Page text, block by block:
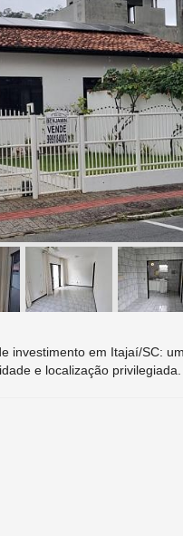
investimento em Itajaí/SC:
e localização privilegiada.